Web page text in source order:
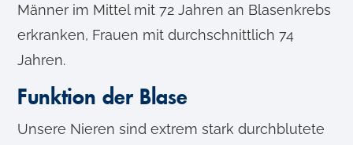
Männer im Mittel mit 72 Jahren an Blasenkrebs
erkranken, Frauen mit durchschnittlich 74
Jahren.
Funktion der Blase
Unsere Nieren sind extrem stark durchblutete